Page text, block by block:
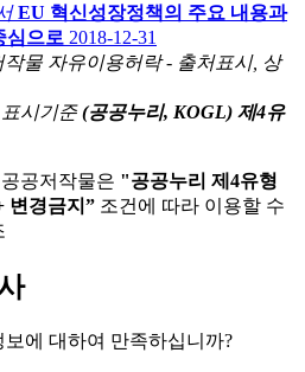
EU 혁신성장정책의 주요 내용과
심으로 2018-12-31
시기준 (공공누리, KOGL) 제4유
공저작물은 "공공누리 제4유형
변경금지” 조건에 따라 이용할 수
에 대하여 만족하십니까?